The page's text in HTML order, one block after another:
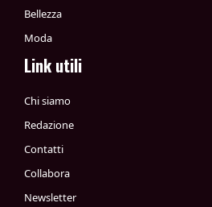
Bellezza
Moda
Link utili
Chi siamo
Redazione
Contatti
Collabora
Newsletter